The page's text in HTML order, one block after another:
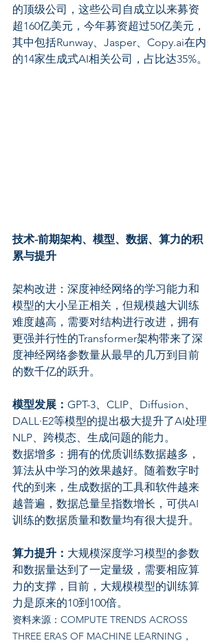
的顶级公司，这些公司自成立以来募资
超160亿美元，今年募资超过50亿美元，
其中包括Runway、Jasper、Copy.ai在内
的14家生成式AI相关公司，占比达35%。
技术-前期架构、模型、数据、算力的积
累与提升
架构改进：深度神经网络的学习能力和
模型的大小呈正相关，但规模越大训练
难度越高，需要对结构进行改进，拥有
更强并行性的Transformer架构带来了深
度神经网络参数量从最早的几万到目前
的数千亿的跃升。
模型发展： GPT-3、CLIP、Diffusion、
DALL·E2等模型的提出极大提升了AI处理
NLP、跨模态、生成问题的能力。
数据增多：拥有的优质训练数据越多，
算法从中学习的效果越好。随着数字时
代的到来，生成数据的工具和软件越来
越普遍，数据总量呈指数增长，可供AI
训练的数据质量和数量均有很大提升。
算力提升： 大规模深度学习模型的参数
和数据量达到了一定量级，需要相应算
力的支撑，目前，大规模模型的训练算
力是原来的10到100倍。
资料来源：COMPUTE TRENDS ACROSS
THREE ERAS OF MACHINE LEARNING，